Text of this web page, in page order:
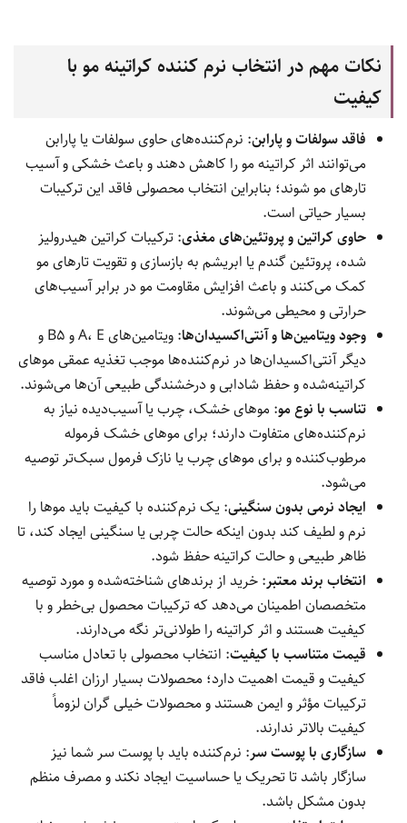
نکات مهم در انتخاب نرم کننده کراتینه مو با
کیفیت
فاقد سولفات و پارابن: نرم‌کننده‌های حاوی سولفات یا پارابن
می‌توانند اثر کراتینه مو را کاهش دهند و باعث خشکی و آسیب
تارهای مو شوند؛ بنابراین انتخاب محصولی فاقد این ترکیبات
بسیار حیاتی است.
حاوی کراتین و پروتئین‌های مغذی: ترکیبات کراتین هیدرولیز
شده، پروتئین گندم یا ابریشم به بازسازی و تقویت تارهای مو
کمک می‌کنند و باعث افزایش مقاومت مو در برابر آسیب‌های
حرارتی و محیطی می‌شوند.
وجود ویتامین‌ها و آنتی‌اکسیدان‌ها
: ویتامین‌های A، E و B5 و
دیگر آنتی‌اکسیدان‌ها در نرم‌کننده‌ها موجب تغذیه عمقی موهای
کراتینه‌شده و حفظ شادابی و درخشندگی طبیعی آن‌ها می‌شوند.
تناسب با نوع مو: موهای خشک، چرب یا آسیب‌دیده نیاز به
نرم‌کننده‌های متفاوت دارند؛ برای موهای خشک فرموله
مرطوب‌کننده و برای موهای چرب یا نازک فرمول سبک‌تر توصیه
می‌شود.
ایجاد نرمی بدون سنگینی: یک نرم‌کننده با کیفیت باید موها را
نرم و لطیف کند بدون اینکه حالت چربی یا سنگینی ایجاد کند، تا
ظاهر طبیعی و حالت کراتینه حفظ شود.
انتخاب برند معتبر: خرید از برندهای شناخته‌شده و مورد توصیه
متخصصان اطمینان می‌دهد که ترکیبات محصول بی‌خطر و با
کیفیت هستند و اثر کراتینه را طولانی‌تر نگه می‌دارند.
قیمت متناسب با کیفیت: انتخاب محصولی با تعادل مناسب
کیفیت و قیمت اهمیت دارد؛ محصولات بسیار ارزان اغلب فاقد
ترکیبات مؤثر و ایمن هستند و محصولات خیلی گران لزوماً
کیفیت بالاتر ندارند.
سازگاری با پوست سر: نرم‌کننده باید با پوست سر شما نیز
سازگار باشد تا تحریک یا حساسیت ایجاد نکند و مصرف منظم
بدون مشکل باشد.